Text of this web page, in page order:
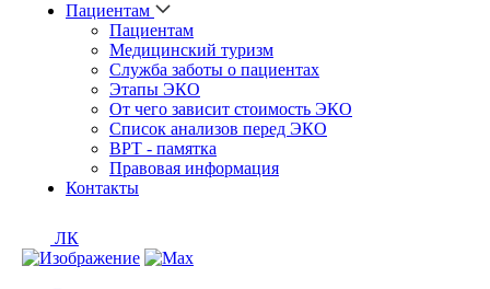
Пациентам
Пациентам
Медицинский туризм
Служба заботы о пациентах
Этапы ЭКО
От чего зависит стоимость ЭКО
Список анализов перед ЭКО
ВРТ - памятка
Правовая информация
Контакты
ЛК